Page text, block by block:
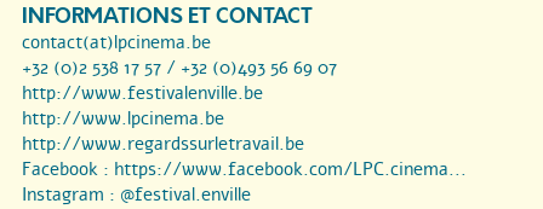
INFORMATIONS ET CONTACT
contact(at)lpcinema.be
+32 (0)2 538 17 57 / +32 (0)493 56 69 07
http://www.festivalenville.be
http://www.lpcinema.be
http://www.regardssurletravail.be
Facebook : https://www.facebook.com/LPC.cinema...
Instagram : @festival.enville